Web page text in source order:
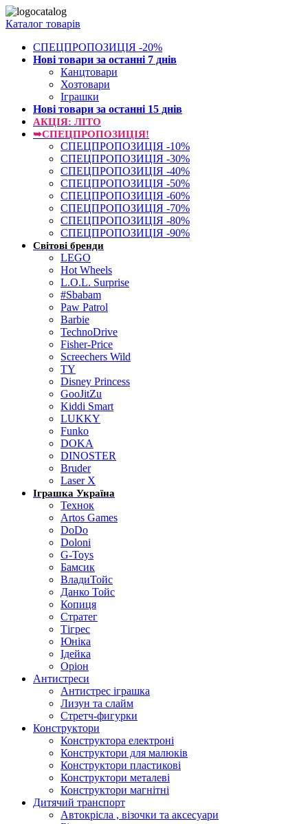
Каталог товарів
СПЕЦПРОПОЗИЦІЯ -20%
Нові товари за останнi 7 днiв
Канцтовари
Хозтовари
Іграшки
Нові товари за останнi 15 днiв
АКЦІЯ: ЛІТО
➥СПЕЦПРОПОЗИЦІЯ!
СПЕЦПРОПОЗИЦІЯ -10%
СПЕЦПРОПОЗИЦІЯ -30%
СПЕЦПРОПОЗИЦІЯ -40%
СПЕЦПРОПОЗИЦІЯ -50%
СПЕЦПРОПОЗИЦІЯ -60%
СПЕЦПРОПОЗИЦІЯ -70%
СПЕЦПРОПОЗИЦІЯ -80%
СПЕЦПРОПОЗИЦІЯ -90%
Світові бренди
LEGO
Hot Wheels
L.O.L. Surprise
#Sbabam
Paw Patrol
Barbie
TechnoDrive
Fisher-Price
Screechers Wild
TY
Disney Princess
GooJitZu
Kiddi Smart
LUKKY
Funko
DOKA
DINOSTER
Bruder
Laser X
Іграшка Україна
Технок
Artos Games
DoDo
Doloni
G-Toys
Бамсик
ВладиТойс
Данко Тойс
Копиця
Стратег
Тігрес
Юніка
Ідейка
Оріон
Антистреси
Антистрес іграшка
Лизун та слайм
Стретч-фигурки
Конструктори
Конструктора електроні
Конструктори для малюків
Конструктори пластикові
Конструктори металеві
Конструктори магнітні
Дитячий транспорт
Автокрісла , візочки та аксесуари